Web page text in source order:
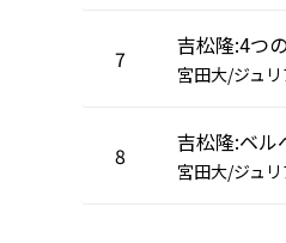
7 吉松隆:4つ
宮田大/ジュ
8 吉松隆:ベル
宮田大/ジュ